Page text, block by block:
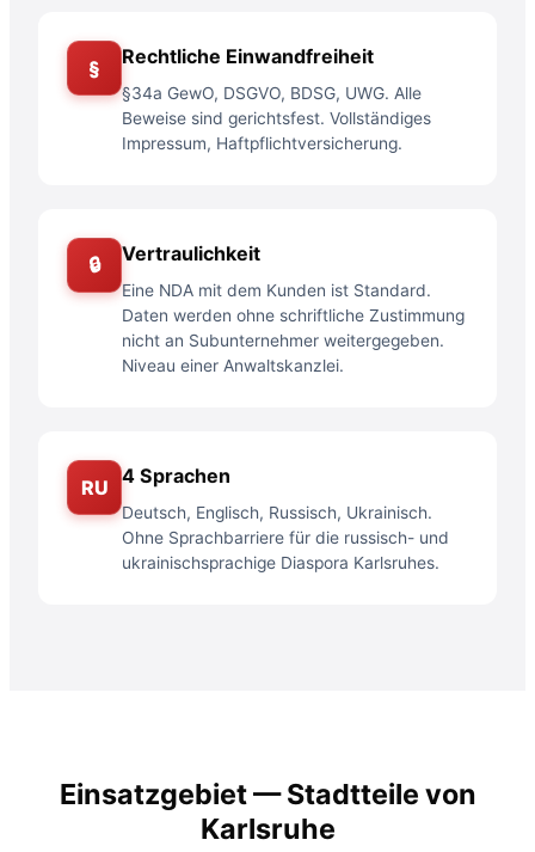
§ Rechtliche Einwandfreiheit
§34a GewO, DSGVO, BDSG, UWG. Alle
Beweise sind gerichtsfest. Vollständiges
Impressum, Haftpflichtversicherung.
🔒 Vertraulichkeit
Eine NDA mit dem Kunden ist Standard.
Daten werden ohne schriftliche Zustimmung
nicht an Subunternehmer weitergegeben.
Niveau einer Anwaltskanzlei.
RU 4 Sprachen
Deutsch, Englisch, Russisch, Ukrainisch.
Ohne Sprachbarriere für die russisch- und
ukrainischsprachige Diaspora Karlsruhes.
Einsatzgebiet — Stadtteile von
Karlsruhe